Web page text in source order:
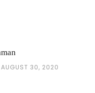
AUGUST 30, 2020